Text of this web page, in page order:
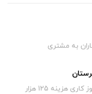
به مشتری
تهران 72ساعت ؛ شهرستان7روز کاری هزینه 125 هزار